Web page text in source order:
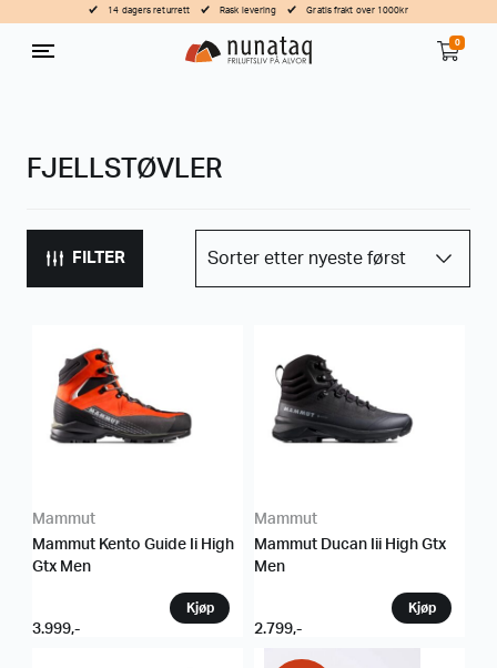
14 dagers returrett Rask levering Gratis frakt over 1000kr
0
FJELLSTØVLER
FILTER
Mammut
Mammut Kento Guide Ii High
Gtx Men
3.999,-
Mammut
Mammut Ducan Iii High Gtx
Men
2.799,-